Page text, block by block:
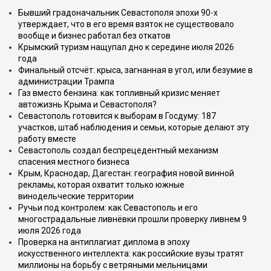
Бывший градоначальник Севастополя эпохи 90-х
утверждает, что в его время взяток не существовало
вообще и бизнес работал без откатов
Крымский туризм нащупал дно к середине июля 2026
года
Финальный отсчёт: крыса, загнанная в угол, или безумие в
администрации Трампа
Газ вместо бензина: как топливный кризис меняет
автожизнь Крыма и Севастополя?
Севастополь готовится к выборам в Госдуму: 187
участков, штаб наблюдения и семьи, которые делают эту
работу вместе
Севастополь создал беспрецедентный механизм
спасения местного бизнеса
Крым, Краснодар, Дагестан: география новой винной
рекламы, которая охватит только южные
винодельческие территории
Ручьи под контролем: как Севастополь и его
многострадальные ливнёвки прошли проверку ливнем 9
июля 2026 года
Проверка на антиплагиат диплома в эпоху
искусственного интеллекта: как российские вузы тратят
миллионы на борьбу с ветряными мельницами